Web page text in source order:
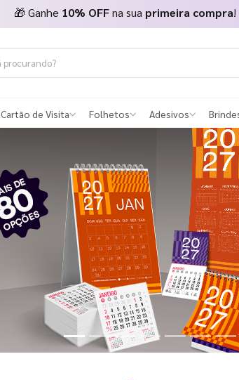
🎁 Ganhe 10% OFFna sua primeira compra!
Cartão de Visita Folhetos Adesivos